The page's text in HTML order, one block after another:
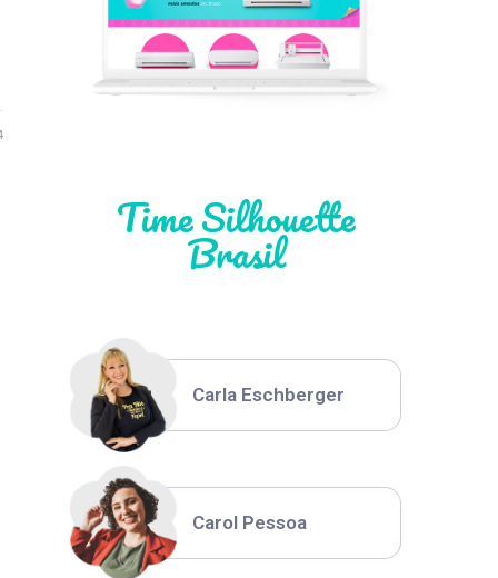
Time Silhouette
Brasil
Léia Pastori
Thiara Ney
Carla Eschberger
Carol Pessoa